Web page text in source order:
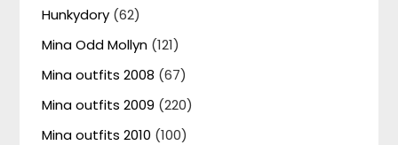
Hunkydory (62)
Mina Odd Mollyn (121)
Mina outfits 2008 (67)
Mina outfits 2009 (220)
Mina outfits 2010 (100)